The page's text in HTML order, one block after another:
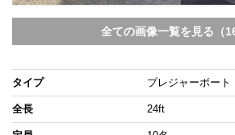
全ての画像一覧を見る（16
タイプ プレジャーボート
全長 24ft